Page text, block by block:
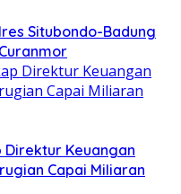
Situbondo-Badung
Direktur Keuangan
Capai Miliaran